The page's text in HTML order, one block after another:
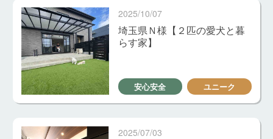
2025/10/07
埼玉県Ｎ様【２匹の愛犬と暮
らす家】
安心安全 ユニーク
2025/07/03